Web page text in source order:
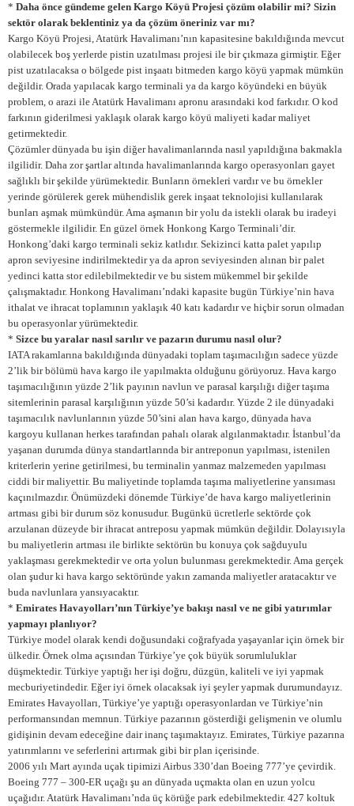
* Daha önce gündeme gelen Kargo Köyü Projesi çözüm olabilir mi? Sizin
sektör olarak beklentiniz ya da çözüm öneriniz var mı?
Kargo Köyü Projesi, Atatürk Havalimanı’nın kapasitesine bakıldığında mevcut
olabilecek boş yerlerde pistin uzatılması projesi ile bir çıkmaza girmiştir. Eğer
pist uzatılacaksa o bölgede pist inşaatı bitmeden kargo köyü yapmak mümkün
değildir. Orada yapılacak kargo terminali ya da kargo köyündeki en büyük
problem, o arazi ile Atatürk Havalimanı apronu arasındaki kod farkıdır. O kod
farkının giderilmesi yaklaşık olarak kargo köyü maliyeti kadar maliyet
getirmektedir.
Çözümler dünyada bu işin diğer havalimanlarında nasıl yapıldığına bakmakla
ilgilidir. Daha zor şartlar altında havalimanlarında kargo operasyonları gayet
sağlıklı bir şekilde yürümektedir. Bunların örnekleri vardır ve bu örnekler
yerinde görülerek gerek mühendislik gerek inşaat teknolojisi kullanılarak
bunları aşmak mümkündür. Ama aşmanın bir yolu da istekli olarak bu iradeyi
göstermekle ilgilidir. En güzel örnek Honkong Kargo Terminali’dir.
Honkong’daki kargo terminali sekiz katlıdır. Sekizinci katta palet yapılıp
apron seviyesine indirilmektedir ya da apron seviyesinden alınan bir palet
yedinci katta stor edilebilmektedir ve bu sistem mükemmel bir şekilde
çalışmaktadır. Honkong Havalimanı’ndaki kapasite bugün Türkiye’nin hava
ithalat ve ihracat toplamının yaklaşık 40 katı kadardır ve hiçbir sorun olmadan
bu operasyonlar yürümektedir.
* Sizce bu yaralar nasıl sarılır ve pazarın durumu nasıl olur?
IATA rakamlarına bakıldığında dünyadaki toplam taşımacılığın sadece yüzde
2’lik bir bölümü hava kargo ile yapılmakta olduğunu görüyoruz. Hava kargo
taşımacılığının yüzde 2’lik payının navlun ve parasal karşılığı diğer taşıma
sitemlerinin parasal karşılığının yüzde 50’si kadardır. Yüzde 2 ile dünyadaki
taşımacılık navlunlarının yüzde 50’sini alan hava kargo, dünyada hava
kargoyu kullanan herkes tarafından pahalı olarak algılanmaktadır. İstanbul’da
yaşanan durumda dünya standartlarında bir antreponun yapılması, istenilen
kriterlerin yerine getirilmesi, bu terminalin yanmaz malzemeden yapılması
ciddi bir maliyettir. Bu maliyetinde toplamda taşıma maliyetlerine yansıması
kaçınılmazdır. Önümüzdeki dönemde Türkiye’de hava kargo maliyetlerinin
artması gibi bir durum söz konusudur. Bugünkü ücretlerle sektörde çok
arzulanan düzeyde bir ihracat antreposu yapmak mümkün değildir. Dolayısıyla
bu maliyetlerin artması ile birlikte sektörün bu konuya çok sağduyulu
yaklaşması gerekmektedir ve orta yolun bulunması gerekmektedir. Ama gerçek
olan şudur ki hava kargo sektöründe yakın zamanda maliyetler aratacaktır ve
buda navlunlara yansıyacaktır.
* Emirates Havayolları’nın Türkiye’ye bakışı nasıl ve ne gibi yatırımlar
yapmayı planlıyor?
Türkiye model olarak kendi doğusundaki coğrafyada yaşayanlar için örnek bir
ülkedir. Örnek olma açısından Türkiye’ye çok büyük sorumluluklar
düşmektedir. Türkiye yaptığı her işi doğru, düzgün, kaliteli ve iyi yapmak
mecburiyetindedir. Eğer iyi örnek olacaksak iyi şeyler yapmak durumundayız.
Emirates Havayolları, Türkiye’ye yaptığı operasyonlardan ve Türkiye’nin
performansından memnun. Türkiye pazarının gösterdiği gelişmenin ve olumlu
gidişinin devam edeceğine dair inanç taşımaktayız. Emirates, Türkiye pazarına
yatırımlarını ve seferlerini artırmak gibi bir plan içerisinde.
2006 yılı Mart ayında uçak tipimizi Airbus 330’dan Boeing 777’ye çevirdik.
Boeing 777 – 300-ER uçağı şu an dünyada uçmakta olan en uzun yolcu
uçağıdır. Atatürk Havalimanı’nda üç körüğe park edebilmektedir. 427 koltuk